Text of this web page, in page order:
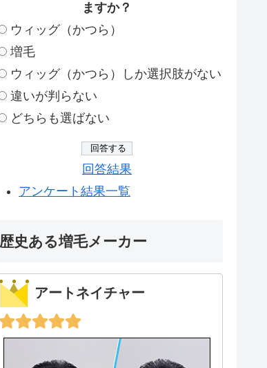
ますか？
ウィッグ（かつら）
増毛
ウィッグ（かつら）しか選択肢がない
違いが判らない
どちらも選ばない
回答結果
アンケート結果一覧
歴史ある増毛メーカー
アートネイチャー